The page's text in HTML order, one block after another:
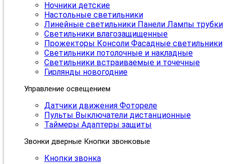
Ночники детские
Настольные светильники
Линейные светильники Панели Лампы трубки
Светильники влагозащищенные
Прожекторы Консоли Фасадные светильники
Светильники потолочные и накладные
Светильники встраиваемые и точечные
Гирлянды новогодние
Управление освещением
Датчики движения Фотореле
Пульты Выключатели дистанционные
Таймеры Адаптеры защиты
Звонки дверные Кнопки звонковые
Кнопки звонка